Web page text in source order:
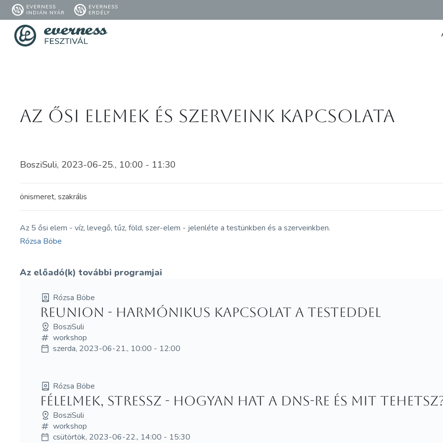
EVERNESS
INDIÁN NYÁR
EVERNESS
ERDÉLY
Az ősi elemek és szerveink kapcsolata
BosziSuli, 2023-06-25., 10:00 - 11:30
önismeret, szakrális
Az 5 ősi elem - víz, levegő, tűz, föld, szer-elem - jelenléte a testünkben és a szerveinkben.
Rózsa Böbe
Az előadó(k) további programjai
Rózsa Böbe
Reunion - Harmónikus kapcsolat a testeddel
BosziSuli
workshop
szerda, 2023-06-21., 10:00 - 12:00
Rózsa Böbe
Félelmek, stressz - Hogyan hat a DNS-re és mit
BosziSuli
workshop
csütörtök, 2023-06-22., 14:00 - 15:30